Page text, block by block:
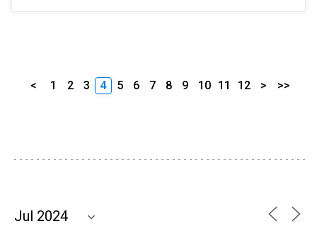
< 1 2 3 4 5 6 7 8 9 10 11 12 > >>